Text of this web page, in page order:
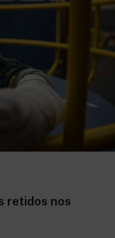
retidos nos